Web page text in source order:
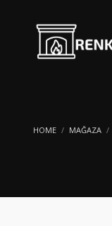
HOME MAĞAZA